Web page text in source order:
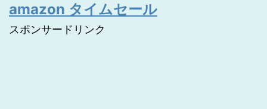
amazon タイムセール
スポンサードリンク